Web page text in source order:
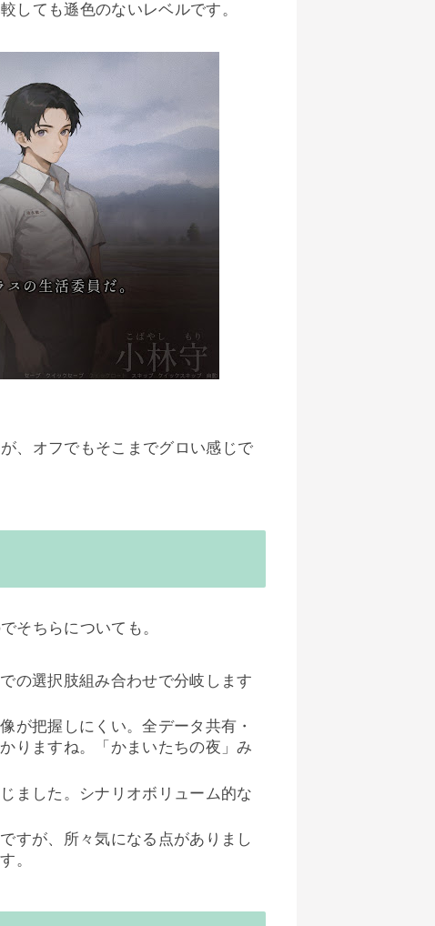
しても遜色のないレベルです。
、オフでもそこまでグロい感じで
そちらについても。
の選択肢組み合わせで分岐します
が把握しにくい。全データ共有・
りますね。「かまいたちの夜」み
ました。シナリオボリューム的な
すが、所々気になる点がありまし
。